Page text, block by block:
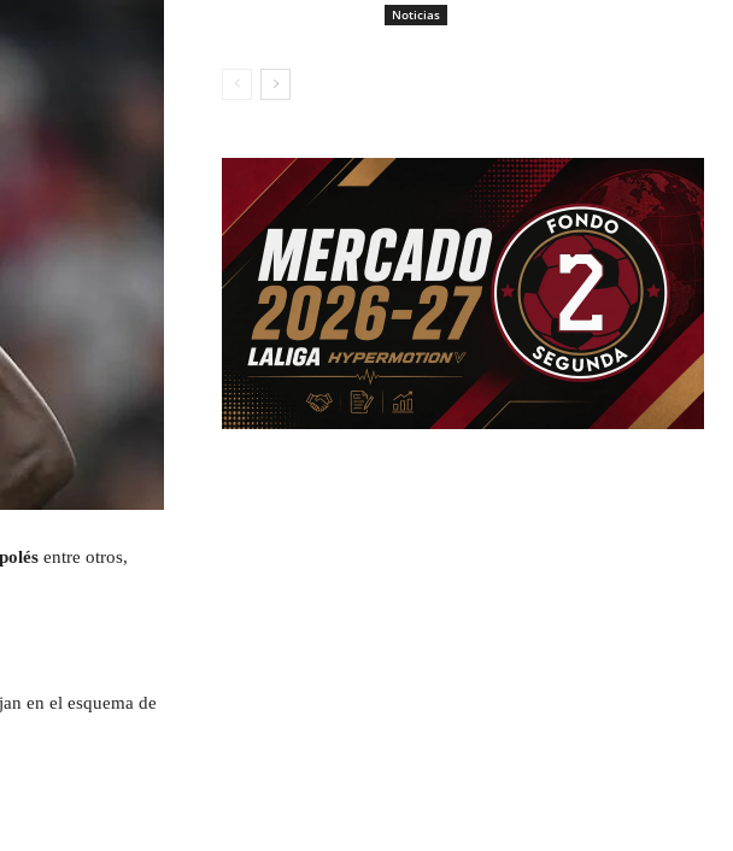
entre otros,
en el esquema de
Noticias